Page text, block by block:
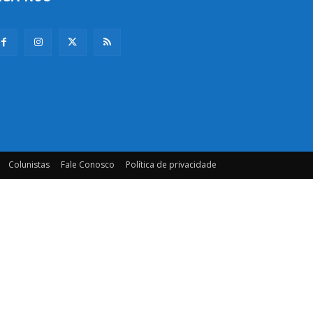
Colunistas Fale Conosco Política de privacidade